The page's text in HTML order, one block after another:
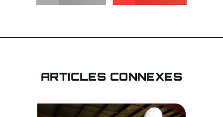
ARTICLES CONNEXES